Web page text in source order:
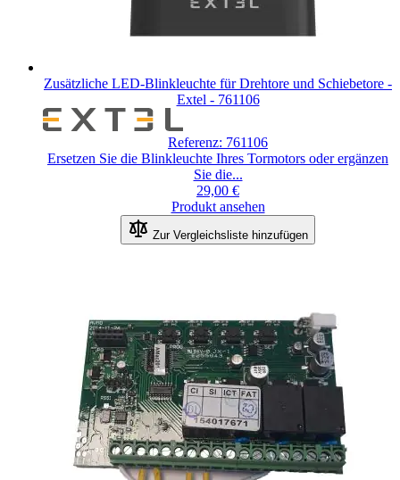
Zusätzliche LED-Blinkleuchte für Drehtore und Schiebetore -
Extel - 761106
Referenz: 761106
Ersetzen Sie die Blinkleuchte Ihres Tormotors oder ergänzen
Sie die...
29,00 €
Produkt ansehen
Zur Vergleichsliste hinzufügen